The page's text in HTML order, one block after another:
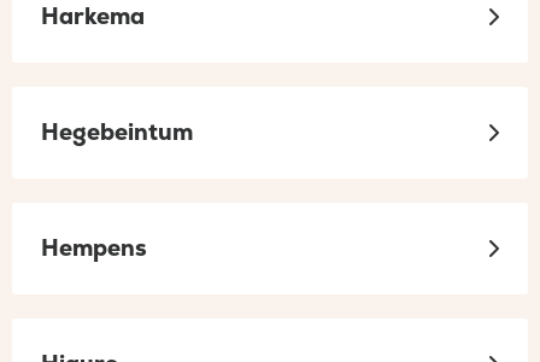
Harkema
Hegebeintum
Hempens